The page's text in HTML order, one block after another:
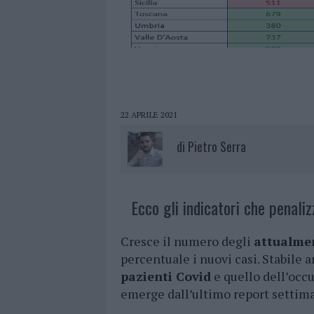
22 APRILE 2021
di Pietro Serra
Ecco gli indicatori che
Cresce il numero degli
percentuale i nuovi casi. Stabile
pazienti Covid e quello
emerge dall’ultimo report